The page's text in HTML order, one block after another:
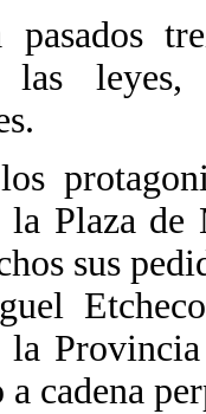
pasados
las
la Plaza
sus
a cadena